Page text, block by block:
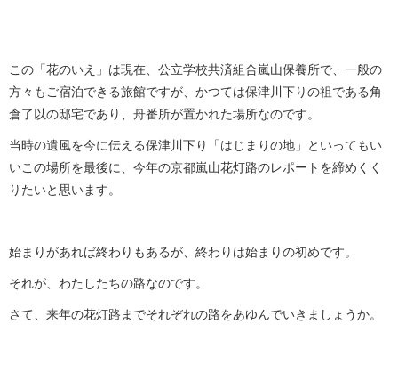
この「花のいえ」は現在、公立学校共済組合嵐山保養所で、一般の
方々もご宿泊できる旅館ですが、かつては保津川下りの祖である角
倉了以の邸宅であり、舟番所が置かれた場所なのです。
当時の遺風を今に伝える保津川下り「はじまりの地」といってもい
いこの場所を最後に、今年の京都嵐山花灯路のレポートを締めくく
りたいと思います。
始まりがあれば終わりもあるが、終わりは始まりの初めです。
それが、わたしたちの路なのです。
さて、来年の花灯路までそれぞれの路をあゆんでいきましょうか。